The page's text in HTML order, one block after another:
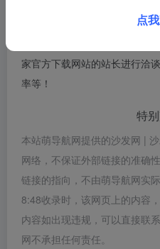
体验等；当然要评估一个站的
家官方下载网站的站长进行洽
率等！
特
本站萌导航网提供的沙发网 |
网络，不保证外部链接的准确
链接的指向，不由萌导航网实
8:48收录时，该网页上的内容
内容如出现违规，可以直接联
网不承担任何责任。
点